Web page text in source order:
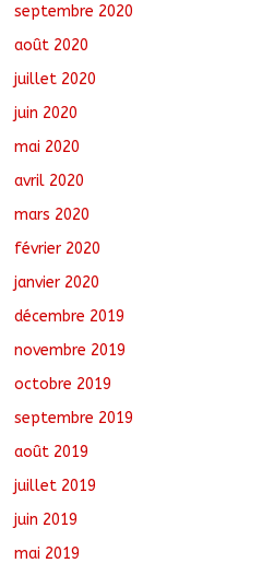
septembre 2020
août 2020
juillet 2020
juin 2020
mai 2020
avril 2020
mars 2020
février 2020
janvier 2020
décembre 2019
novembre 2019
octobre 2019
septembre 2019
août 2019
juillet 2019
juin 2019
mai 2019